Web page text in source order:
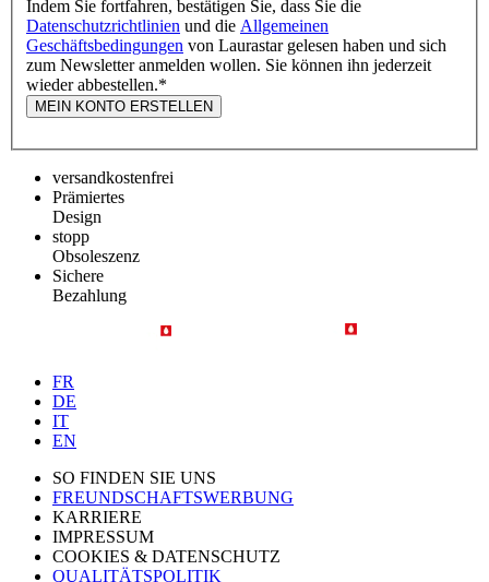
Indem Sie fortfahren, bestätigen Sie, dass Sie die
Datenschutzrichtlinien und die Allgemeinen
Geschäftsbedingungen von Laurastar gelesen haben und sich
zum Newsletter anmelden wollen. Sie können ihn jederzeit
wieder abbestellen.*
MEIN KONTO ERSTELLEN
versandkostenfrei
Prämiertes
Design
stopp
Obsoleszenz
Sichere
Bezahlung
FR
DE
IT
EN
SO FINDEN SIE UNS
FREUNDSCHAFTSWERBUNG
KARRIERE
IMPRESSUM
COOKIES & DATENSCHUTZ
QUALITÄTSPOLITIK